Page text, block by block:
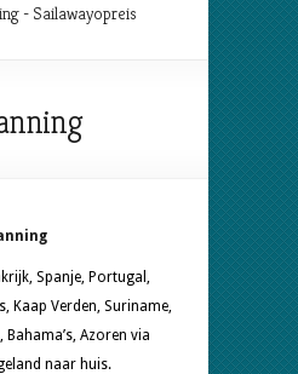
- Sailawayopreis
Spanje, Portugal,
Kaap Verden, Suriname,
Azoren via
naar huis.